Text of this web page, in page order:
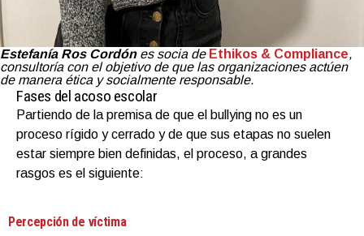
Estefanía Ros Cordónes socia de Ethikos & Compliance,
consultoría con el objetivo de que las organizaciones actúen
de manera ética y socialmente responsable.
Fases del acoso escolar
Partiendo de la premisa de que el bullying no es un
proceso rígido y cerrado y de que sus etapas no suelen
estar siempre bien definidas, el proceso, a grandes
rasgos es el siguiente:
Percepción de víctima